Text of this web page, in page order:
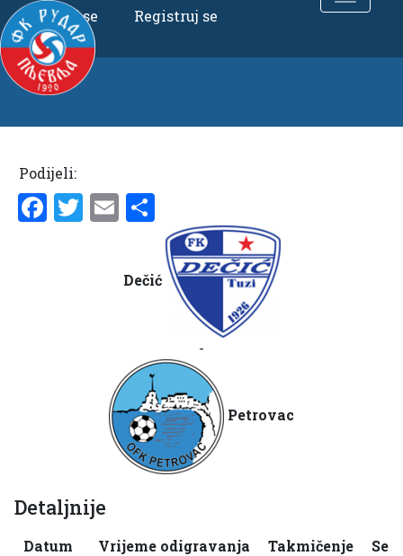
Uloguj se Registruj se
Podijeli:
Facebook
Twitter
Email
Dečić
-
Petrovac
Detaljnije
Datum Vrijeme odigravanja Takmičenje